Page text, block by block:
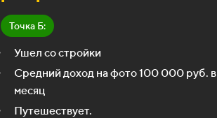
Точка Б:
Ушел со стройки
Средний доход на фото 100 000 руб. в
месяц
Путешествует.